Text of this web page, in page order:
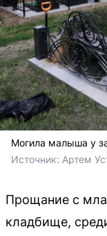
Могила малыша у
Источник: Артем
Прощание с
кладбище,